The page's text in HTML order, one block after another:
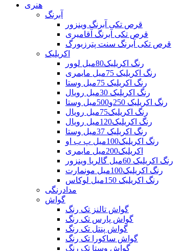
هنری
آبرنگ
قرص تکی آبرنگ وینزور
قرص تکی آبرنگ آقامیری
قرص تکی آبرنگ سنت پترزبورگ
اکریلیک
رنگ اکریلیک80میل لوور
رنگ اکریلیک 75میل مایمری
رنگ اکریلیک 75میل وستا
رنگ اکریلیک 30میل رویال
رنگ اکریلیک 250و500میل وستا
رنگ اکریلیک75میل رویال
رنگ اکریلیک120میل رویال
رنگ اکریلیک 37میل وستا
رنگ اکریلیک100میل پ ب او
اکریلیک200میل مایمری
رنگ اکریلیک 60میل گالریا وینزور
رنگ اکریلیک100میل مونمارت
رنگ اکریلیک 150میل لوکاس
مدادرنگی
گواش
گواش تالنز تک رنگ
گواش پارس تک رنگ
گواش پنتل تک رنگ
گواش ساکورا تک رنگ
گواش وستا تک رنگ